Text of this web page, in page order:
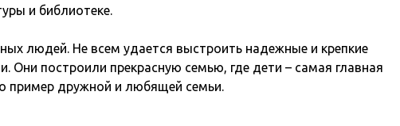
и библиотеке.
людей. Не всем удается выстроить надежные и крепкие
Они построили прекрасную семью, где дети – самая главная
пример дружной и любящей семьи.